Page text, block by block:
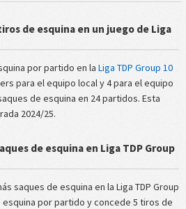
de esquina en un juego de Liga
por partido en la Liga TDP Group 10
para el equipo local y 4 para el equipo
de esquina en 24 partidos. Esta
2024/25.
de esquina en Liga TDP Group
saques de esquina en la Liga TDP Group
por partido y concede 5 tiros de